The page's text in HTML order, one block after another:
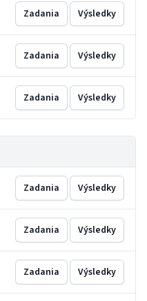
Zadania Výsledky
Zadania Výsledky
Zadania Výsledky
Zadania Výsledky
Zadania Výsledky
Zadania Výsledky